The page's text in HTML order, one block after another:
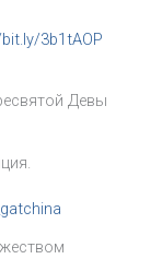
3b1tAOP
Девы